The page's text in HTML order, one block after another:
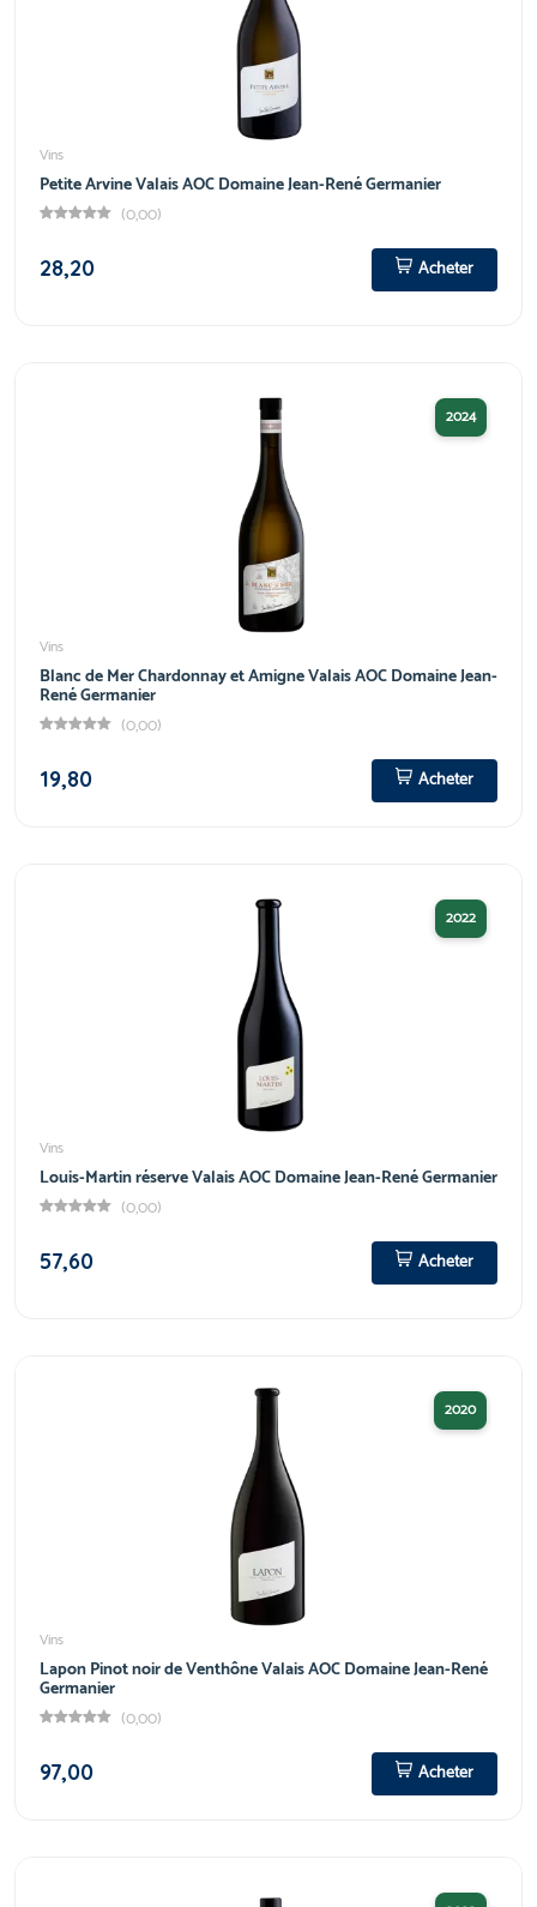
Vins
Petite Arvine Valais AOC Domaine Jean-René Germanier
(0,00)
28,20
Acheter
2024
Vins
Blanc de Mer Chardonnay et Amigne Valais AOC Domaine Jean-
René Germanier
(0,00)
19,80
Acheter
2022
Vins
Louis-Martin réserve Valais AOC Domaine Jean-René Germanier
(0,00)
57,60
Acheter
2020
Vins
Lapon Pinot noir de Venthône Valais AOC Domaine Jean-René
Germanier
(0,00)
97,00
Acheter